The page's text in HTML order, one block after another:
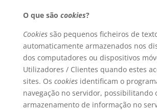
O que são cookies?
Cookiessão pequenos ficheiros de
automaticamente armazenados nos
dos computadores ou dispositivos
Utilizadores / Clientes quando estes
sites. Os cookiesidentificam o
navegação no servidor, possibilitando
armazenamento de informação no